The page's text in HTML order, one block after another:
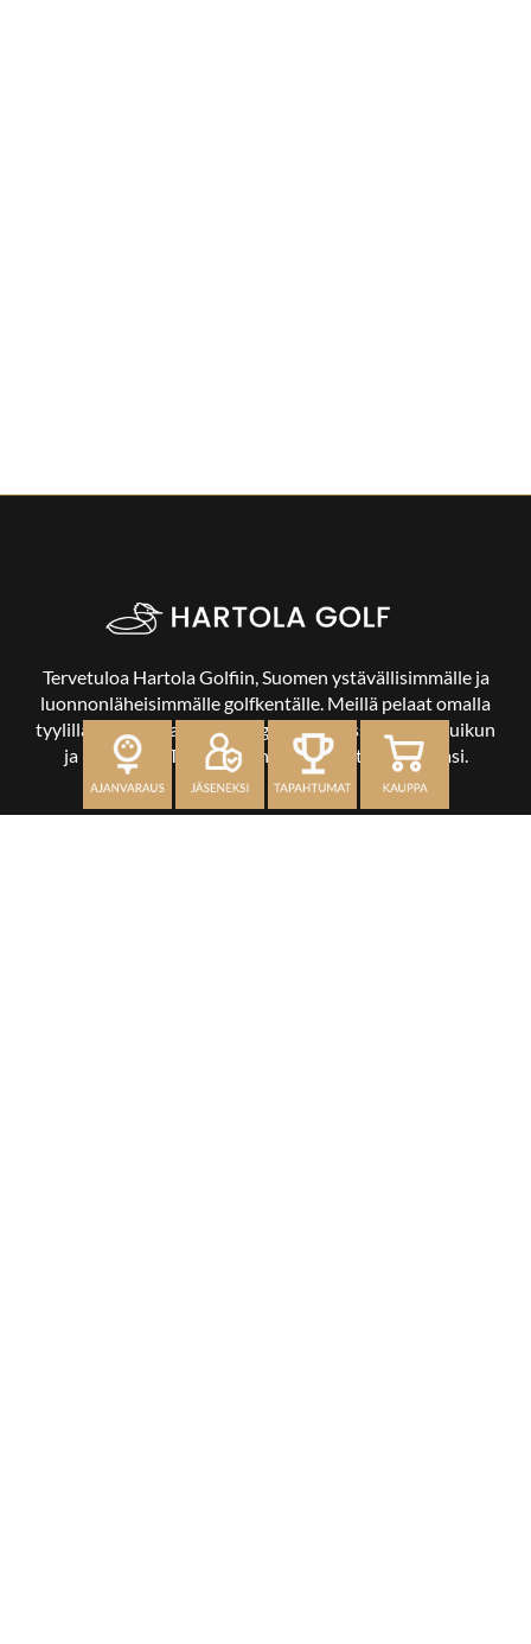
Tervetuloa Hartola Golfiin, Suomen ystävällisimmälle ja
luonnonläheisimmälle golfkentälle. Meillä pelaat omalla
tyylilläsi ja tasollasi – ja bongaat halutessasi vaikka uikun
ja kuikankin. Tärkeintä on, että nautit vierailustasi.